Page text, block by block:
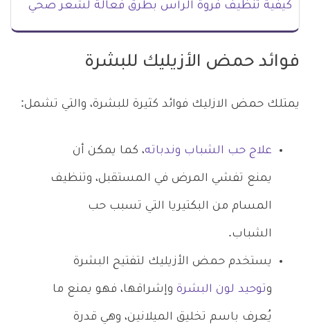
كيفية تنظيف فروة الرأس بطرق فعالة لشعر صحي
فوائد حمض الأزيليك للبشرة
يمتلك حمض الازليك فوائد كثيرة للبشرة، والتي تشمل:
علاج حب الشباب وندباته، كما يمكن أن
يمنع تفشي المرض في المستقبل، وتنظيف
المسام من البكتيريا التي تسبب حب
الشباب.
يستخدم حمض الأزيليك لتفتيح البشرة
وتوحيد لون البشرة وإشراقها، فهو يمنع ما
يُعرف باسم تخليق الميلانين، وهي قدرة